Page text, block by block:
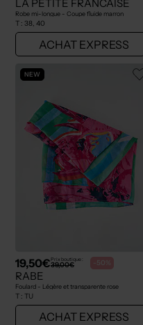
LA PETITE FRANCAISE
Robe mi-longue - Coupe fluide marron
T : 38, 40
ACHAT EXPRESS
NEW
19,50€Prix boutique :
39,00€ -50%
RABE
Foulard - Légère et transparente rose
T : TU
ACHAT EXPRESS